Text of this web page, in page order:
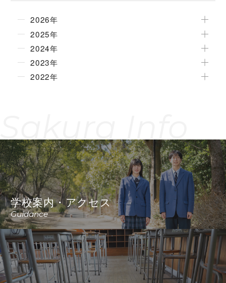
2026年
2025年
2024年
2023年
2022年
学校案内・アクセス
Guidance